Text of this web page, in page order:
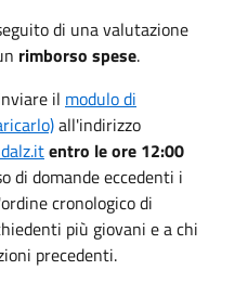
di una valutazione
rimborso spese.
il modulo di
all'indirizzo
entro le ore 12:00
di domande eccedenti i
cronologico di
più giovani e a chi
precedenti.